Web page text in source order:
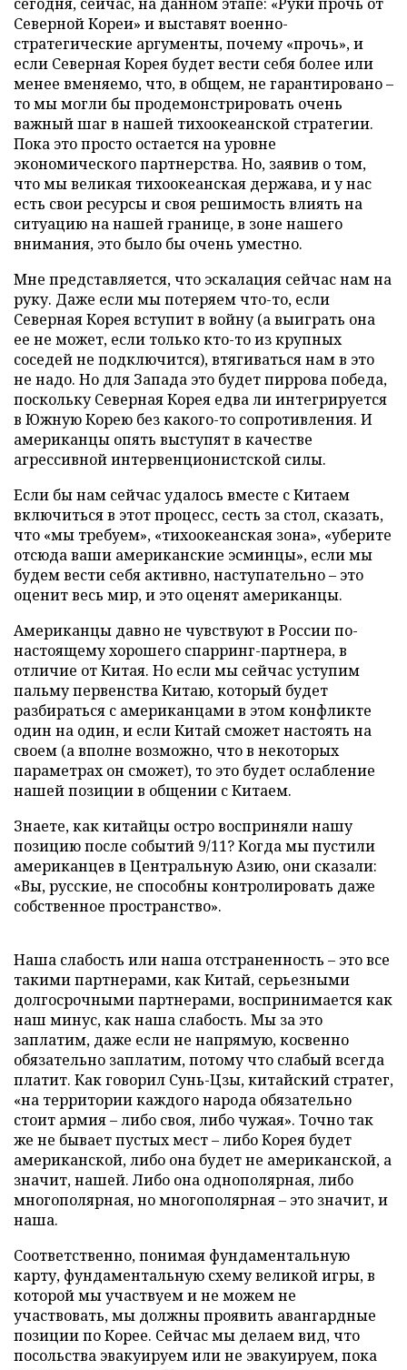
Северной Кореи» и выставят военно-
стратегические аргументы, почему «прочь», и
если Северная Корея будет вести себя более или
менее вменяемо, что, в общем, не гарантировано –
то мы могли бы продемонстрировать очень
важный шаг в нашей тихоокеанской стратегии.
Пока это просто остается на уровне
экономического партнерства. Но, заявив о том,
что мы великая тихоокеанская держава, и у нас
есть свои ресурсы и своя решимость влиять на
ситуацию на нашей границе, в зоне нашего
внимания, это было бы очень уместно.
Мне представляется, что эскалация сейчас нам на
руку. Даже если мы потеряем что-то, если
Северная Корея вступит в войну (а выиграть она
ее не может, если только кто-то из крупных
соседей не подключится), втягиваться нам в это
не надо. Но для Запада это будет пиррова победа,
поскольку Северная Корея едва ли интегрируется
в Южную Корею без какого-то сопротивления. И
американцы опять выступят в качестве
агрессивной интервенционистской силы.
Если бы нам сейчас удалось вместе с Китаем
включиться в этот процесс, сесть за стол, сказать,
что «мы требуем», «тихоокеанская зона», «уберите
отсюда ваши американские эсминцы», если мы
будем вести себя активно, наступательно – это
оценит весь мир, и это оценят американцы.
Американцы давно не чувствуют в России по-
настоящему хорошего спарринг-партнера, в
отличие от Китая. Но если мы сейчас уступим
пальму первенства Китаю, который будет
разбираться с американцами в этом конфликте
один на один, и если Китай сможет настоять на
своем (а вполне возможно, что в некоторых
параметрах он сможет), то это будет ослабление
нашей позиции в общении с Китаем.
Знаете, как китайцы остро восприняли нашу
позицию после событий 9/11? Когда мы пустили
американцев в Центральную Азию, они сказали:
«Вы, русские, не способны контролировать даже
собственное пространство».
Наша слабость или наша отстраненность – это все
такими партнерами, как Китай, серьезными
долгосрочными партнерами, воспринимается как
наш минус, как наша слабость. Мы за это
заплатим, даже если не напрямую, косвенно
обязательно заплатим, потому что слабый всегда
платит. Как говорил Сунь-Цзы, китайский стратег,
«на территории каждого народа обязательно
стоит армия – либо своя, либо чужая». Точно так
же не бывает пустых мест – либо Корея будет
американской, либо она будет не американской, а
значит, нашей. Либо она однополярная, либо
многополярная, но многополярная – это значит, и
наша.
Соответственно, понимая фундаментальную
карту, фундаментальную схему великой игры, в
которой мы участвуем и не можем не
участвовать, мы должны проявить авангардные
позиции по Корее. Сейчас мы делаем вид, что
посольства эвакуируем или не эвакуируем, пока